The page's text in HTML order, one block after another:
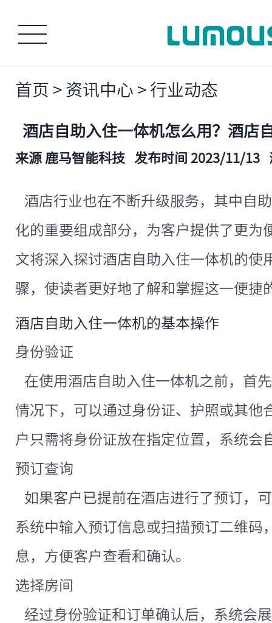
首页 > 资讯中心 > 行业动态
酒店自助入住一体机怎么用？酒店
来源 鹿马智能科技 发布时间 2023/11/13
酒店行业也在不断升级服务，其中自
化的重要组成部分，为客户提供了更为
文将深入探讨酒店自助入住一体机的使
骤，使读者更好地了解和掌握这一便捷
酒店自助入住一体机的基本操作
身份验证
在使用酒店自助入住一体机之前，首
情况下，可以通过身份证、护照或其他
户只需将身份证放在指定位置，系统会
预订查询
如果客户已提前在酒店进行了预订，
系统中输入预订信息或扫描预订二维码
息，方便客户查看和确认。
选择房间
经过身份验证和订单确认后，系统会